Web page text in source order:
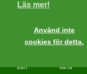
Start Karta
Villkor
Läs mer!
Använd inte
cookies för detta.